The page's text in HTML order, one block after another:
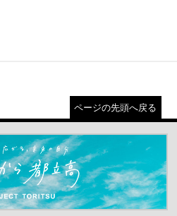
ページの先頭へ戻る
ウが開きます）